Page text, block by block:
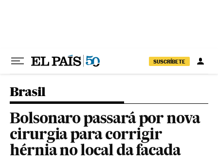
SUSCRÍBETE
Brasil
Bolsonaro passará por nova
cirurgia para corrigir
hérnia no local da facada